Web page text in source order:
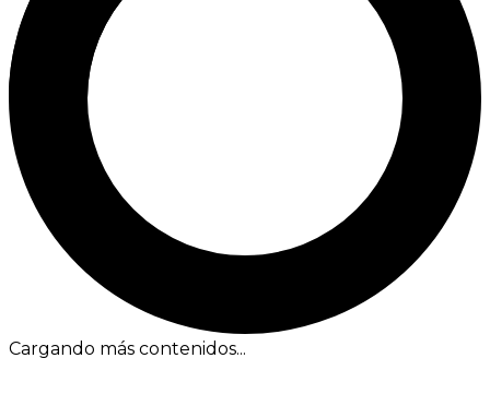
Cargando más contenidos...